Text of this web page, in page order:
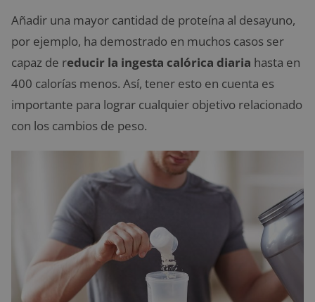
Añadir una mayor cantidad de proteína al desayuno,
por ejemplo, ha demostrado en muchos casos ser
capaz de reducir la ingesta calórica diaria hasta en
400 calorías menos. Así, tener esto en cuenta es
importante para lograr cualquier objetivo relacionado
con los cambios de peso.